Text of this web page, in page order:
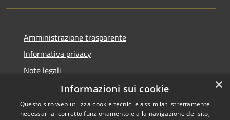
Amministrazione trasparente
Informativa privacy
Note legali
Dichiarazione di accessibilità
×
Informazioni sui cookie
Questo sito web utilizza cookie tecnici e assimilati strettamente
necessari al corretto funzionamento e alla navigazione del sito,